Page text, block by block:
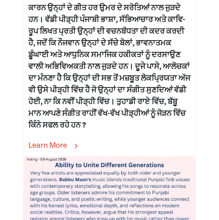
ਕਾਰਨ ਉਨ੍ਹਾਂ ਦੇ ਗੀਤ ਹਰ ਉਮਰ ਦੇ ਸਰੋਤਿਆਂ ਨਾਲ ਜੁੜਦੇ
ਹਨ। ਵੱਡੀ ਪੀੜ੍ਹੀ ਪੰਜਾਬੀ ਭਾਸ਼ਾ, ਸੱਭਿਆਚਾਰ ਅਤੇ ਕਾਵਿ-
ਰੂਪ ਲਿਖਤ ਪ੍ਰਤੀ ਉਨ੍ਹਾਂ ਦੀ ਵਚਨਬੱਧਤਾ ਦੀ ਕਦਰ ਕਰਦੀ
ਹੈ, ਜਦੋਂ ਕਿ ਨੌਜਵਾਨ ਉਨ੍ਹਾਂ ਦੇ ਸੱਚੇ ਬੋਲਾਂ, ਭਾਵਨਾਤਮਕ
ਡੂੰਘਾਈ ਅਤੇ ਆਧੁਨਿਕ ਸਮਾਜਿਕ ਹਕੀਕਤਾਂ ਨੂੰ ਦਰਸਾਉਣ
ਵਾਲੀ ਅਭਿਵਿਅਕਤੀ ਨਾਲ ਜੁੜਦੇ ਹਨ। ਦੂਜੇ ਪਾਸੇ, ਆਲੋਚਕਾਂ
ਦਾ ਮੰਨਣਾ ਹੈ ਕਿ ਉਨ੍ਹਾਂ ਦੀ ਸਭ ਤੋਂ ਮਜ਼ਬੂਤ ਲੋਕਪ੍ਰਿਯਤਾ ਅੱਜ
ਵੀ ਉਸੇ ਪੀੜ੍ਹੀ ਵਿੱਚ ਹੈ ਜੋ ਉਨ੍ਹਾਂ ਦਾ ਸੰਗੀਤ ਸੁਣਦਿਆਂ ਵੱਡੀ
ਹੋਈ, ਨਾ ਕਿ ਨਵੀਂ ਪੀੜ੍ਹੀ ਵਿੱਚ। ਤੁਹਾਡੀ ਰਾਏ ਵਿੱਚ, ਬੱਬੂ
ਮਾਨ ਆਪਣੇ ਸੰਗੀਤ ਰਾਹੀਂ ਵੱਖ-ਵੱਖ ਪੀੜ੍ਹੀਆਂ ਨੂੰ ਜੋੜਨ ਵਿੱਚ
ਕਿੰਨੇ ਸਫਲ ਰਹੇ ਹਨ ?
Learn More